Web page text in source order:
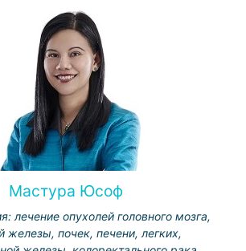
онкологии, Гонконгского колледжа
радиологии.
Мастура Юсоф
лечение опухолей головного мозга,
железы, почек, печени, легких,